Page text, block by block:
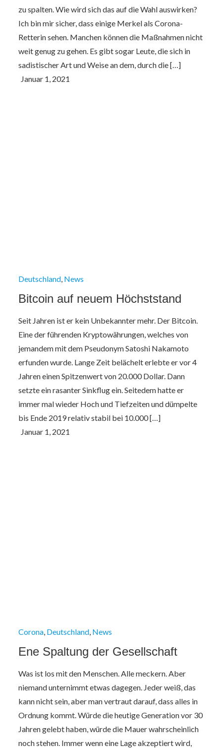
zu spalten. Wie wird sich das auf die Wahl auswirken?
Ich bin mir sicher, dass einige Merkel als Corona-
Retterin sehen. Manchen können die Maßnahmen nicht
weit genug zu gehen. Es gibt sogar Leute, die sich in
sadistischer Art und Weise an dem, durch die […]
Deutschland News
Bitcoin auf neuem Höchststand
Seit Jahren ist er kein Unbekannter mehr. Der Bitcoin.
Eine der führenden Kryptowährungen, welches von
jemandem mit dem Pseudonym Satoshi Nakamoto
erfunden wurde. Lange Zeit belächelt erlebte er vor 4
Jahren einen Spitzenwert von 20.000 Dollar. Dann
setzte ein rasanter Sinkflug ein. Seitedem hatte er
immer mal wieder Hoch und Tiefzeiten und dümpelte
bis Ende 2019 relativ stabil bei 10.000 […]
Corona Deutschland News
Ene Spaltung der Gesellschaft
Was ist los mit den Menschen. Alle meckern. Aber
niemand unternimmt etwas dagegen. Jeder weiß, das
kann nicht sein, aber man vertraut darauf, dass alles in
Ordnung kommt. Würde die heutige Generation vor 30
Jahren gelebt haben, würde die Mauer wahrscheinlich
noch stehen. Immer wenn eine Lage akzeptiert wird,